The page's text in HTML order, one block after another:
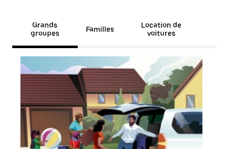
Grands
groupes
Familles
Location de
voitures